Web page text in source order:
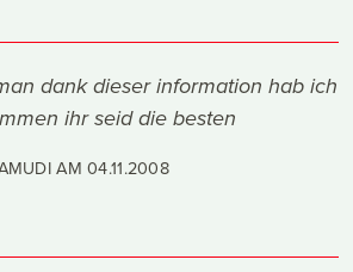
dank dieser information hab ich
ihr seid die besten
AM04.11.2008